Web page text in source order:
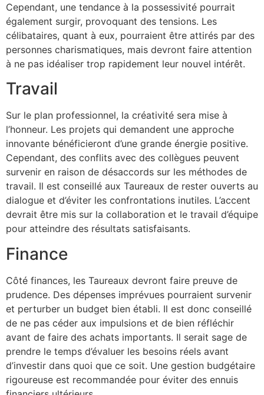
Cependant, une tendance à la possessivité pourrait
également surgir, provoquant des tensions. Les
célibataires, quant à eux, pourraient être attirés par des
personnes charismatiques, mais devront faire attention
à ne pas idéaliser trop rapidement leur nouvel intérêt.
Travail
Sur le plan professionnel, la créativité sera mise à
l’honneur. Les projets qui demandent une approche
innovante bénéficieront d’une grande énergie positive.
Cependant, des conflits avec des collègues peuvent
survenir en raison de désaccords sur les méthodes de
travail. Il est conseillé aux Taureaux de rester ouverts au
dialogue et d’éviter les confrontations inutiles. L’accent
devrait être mis sur la collaboration et le travail d’équipe
pour atteindre des résultats satisfaisants.
Finance
Côté finances, les Taureaux devront faire preuve de
prudence. Des dépenses imprévues pourraient survenir
et perturber un budget bien établi. Il est donc conseillé
de ne pas céder aux impulsions et de bien réfléchir
avant de faire des achats importants. Il serait sage de
prendre le temps d’évaluer les besoins réels avant
d’investir dans quoi que ce soit. Une gestion budgétaire
rigoureuse est recommandée pour éviter des ennuis